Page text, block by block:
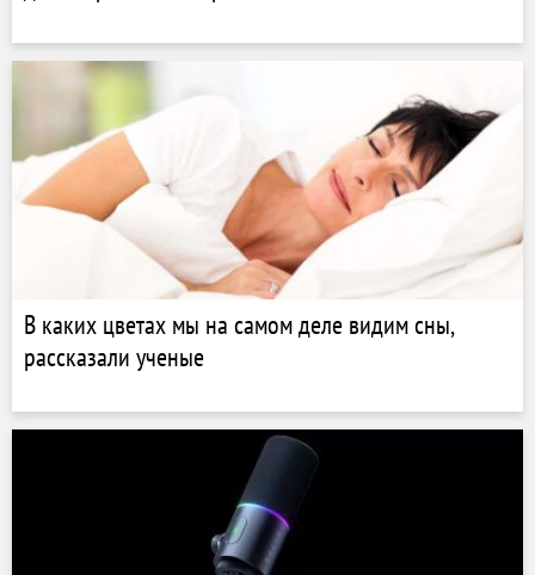
В каких цветах мы на самом деле видим сны,
рассказали ученые